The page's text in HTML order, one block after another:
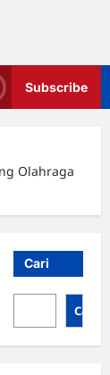
Subscribe
Olahraga
Cari
Cari